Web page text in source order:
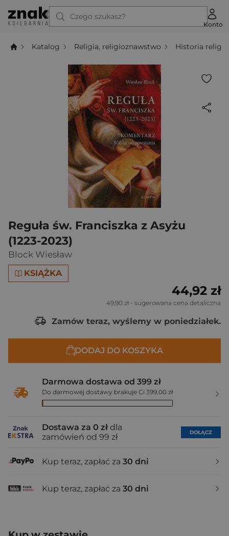
Czego szukasz?
Konto
Katalog Religia, religioznawstwo Historia religii
Reguła św. Franciszka z Asyżu
(1223-2023)
Block Wiesław
KSIĄŻKA
44,92 zł
49,90 zł - sugerowana cena detaliczna
Zamów teraz, wyślemy w poniedziałek.
DODAJ DO KOSZYKA
Darmowa dostawa od 399 zł
Do darmowej dostawy brakuje Ci 399,00 zł
Dostawa za 0 zł dla
zamówień od 99 zł
DOŁĄCZ
Kup teraz, zapłać za 30 dni
Kup teraz, zapłać za 30 dni